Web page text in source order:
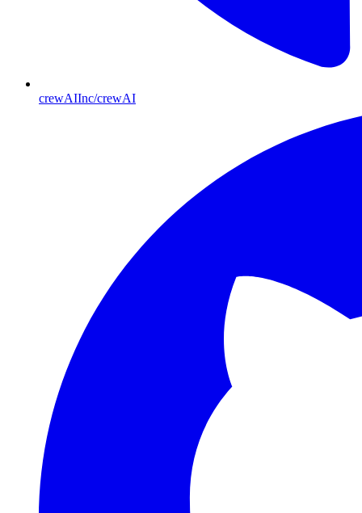
crewAIInc/crewAI